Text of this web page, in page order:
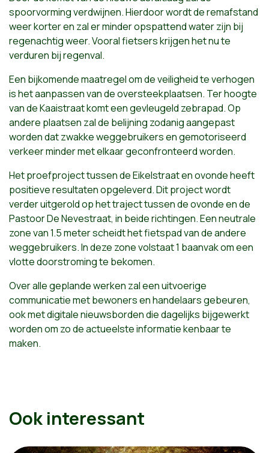
spoorvorming verdwijnen. Hierdoor wordt de remafstand
weer korter en zal er minder opspattend water zijn bij
regenachtig weer. Vooral fietsers krijgen het nu te
verduren bij regenval.
Een bijkomende maatregel om de veiligheid te verhogen
is het aanpassen van de oversteekplaatsen. Ter hoogte
van de Kaaistraat komt een gevleugeld zebrapad. Op
andere plaatsen zal de belijning zodanig aangepast
worden dat zwakke weggebruikers en gemotoriseerd
verkeer minder met elkaar geconfronteerd worden.
Het proefproject tussen de Eikelstraat en ovonde heeft
positieve resultaten opgeleverd. Dit project wordt
verder uitgerold op het traject tussen de ovonde en de
Pastoor De Nevestraat, in beide richtingen. Een neutrale
zone van 1.5 meter scheidt het fietspad van de andere
weggebruikers. In deze zone volstaat 1 baanvak om een
vlotte doorstroming te bekomen.
Over alle geplande werken zal een uitvoerige
communicatie met bewoners en handelaars gebeuren,
ook met digitale nieuwsborden die dagelijks bijgewerkt
worden om zo de actueelste informatie kenbaar te
maken.
Ook interessant